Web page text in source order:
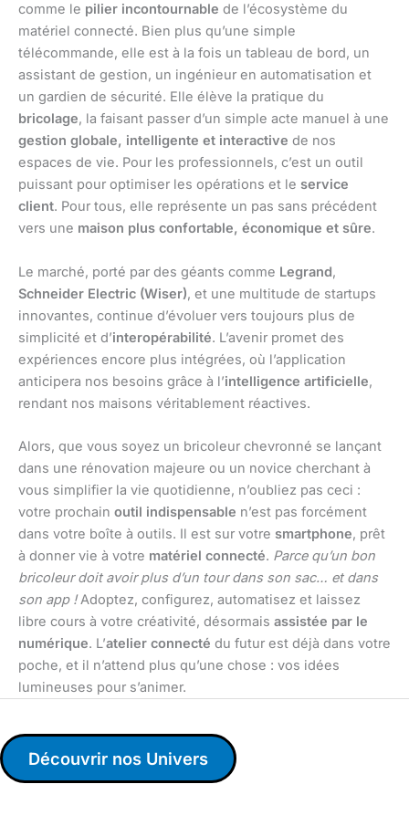
comme le pilier incontournable de l’écosystème du
matériel connecté. Bien plus qu’une simple
télécommande, elle est à la fois un tableau de bord, un
assistant de gestion, un ingénieur en automatisation et
un gardien de sécurité. Elle élève la pratique du
bricolage, la faisant passer d’un simple acte manuel à une
gestion globale, intelligente et interactive de nos
espaces de vie. Pour les professionnels, c’est un outil
puissant pour optimiser les opérations et le service
client. Pour tous, elle représente un pas sans précédent
vers une maison plus confortable, économique et sûre.
Le marché, porté par des géants comme Legrand,
Schneider Electric (Wiser), et une multitude de startups
innovantes, continue d’évoluer vers toujours plus de
simplicité et d’interopérabilité. L’avenir promet des
expériences encore plus intégrées, où l’application
anticipera nos besoins grâce à l’intelligence artificielle,
rendant nos maisons véritablement réactives.
Alors, que vous soyez un bricoleur chevronné se lançant
dans une rénovation majeure ou un novice cherchant à
vous simplifier la vie quotidienne, n’oubliez pas ceci :
votre prochain outil indispensable n’est pas forcément
dans votre boîte à outils. Il est sur votre smartphone, prêt
à donner vie à votre matériel connecté. Parce qu’un bon
bricoleur doit avoir plus d’un tour dans son sac… et dans
son app !Adoptez, configurez, automatisez et laissez
libre cours à votre créativité, désormais assistée par le
numérique. L’atelier connecté du futur est déjà dans votre
poche, et il n’attend plus qu’une chose : vos idées
lumineuses pour s’animer.
Découvrir nos Univers